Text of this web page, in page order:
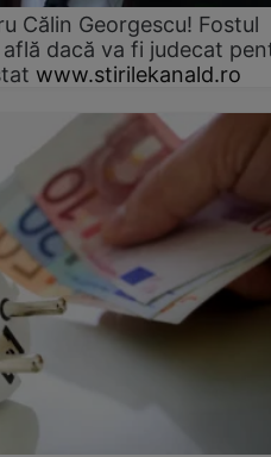
Călin Georgescu! Fostul
dacă va fi judecat
www.stirilekanald.ro